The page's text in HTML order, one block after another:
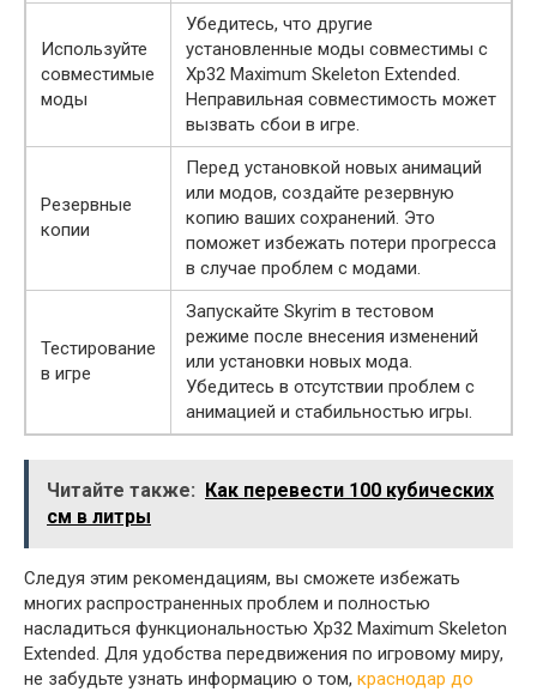
Используйте
совместимые
моды
Убедитесь, что другие
установленные моды совместимы с
Xp32 Maximum Skeleton Extended.
Неправильная совместимость может
вызвать сбои в игре.
Резервные
копии
Перед установкой новых анимаций
или модов, создайте резервную
копию ваших сохранений. Это
поможет избежать потери прогресса
в случае проблем с модами.
Тестирование
в игре
Запускайте Skyrim в тестовом
режиме после внесения изменений
или установки новых мода.
Убедитесь в отсутствии проблем с
анимацией и стабильностью игры.
Читайте также:
Как перевести 100 кубических
см в литры
Следуя этим рекомендациям, вы сможете избежать
многих распространенных проблем и полностью
насладиться функциональностью Xp32 Maximum Skeleton
Extended. Для удобства передвижения по игровому миру,
не забудьте узнать информацию о том, краснодар до